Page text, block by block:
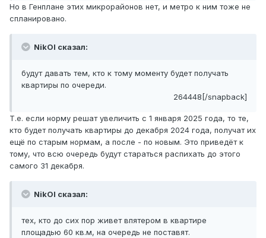
Но в Генплане этих микрорайонов нет, и метро к ним тоже не
спланировано.
NikOl сказал:
будут давать тем, кто к тому моменту будет получать
квартиры по очереди.
264448[/snapback]
Т.е. если норму решат увеличить с 1 января 2025 года, то те,
кто будет получать квартиры до декабря 2024 года, получат их
ещё по старым нормам, а после - по новым. Это приведёт к
тому, что всю очередь будут стараться распихать до этого
самого 31 декабря.
NikOl сказал:
тех, кто до сих пор живет впятером в квартире
площадью 60 кв.м, на очередь не поставят.